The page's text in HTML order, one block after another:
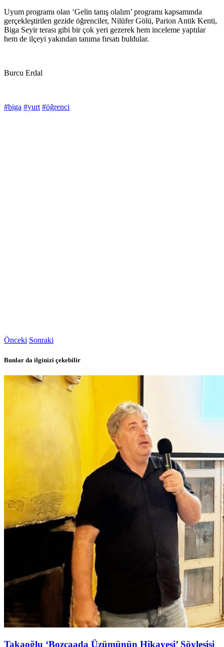
Uyum programı olan ‘Gelin tanış olalım’ programı kapsamında
gerçekleştirilen gezide öğrenciler, Nilüfer Gölü, Parion Antik Kenti,
Biga Seyir terası gibi bir çok yeri gezerek hem inceleme yaptılar
hem de ilçeyi yakından tanıma fırsatı buldular.
Burcu Erdal
#biga #yurt #öğrenci
Önceki Sonraki
Bunlar da ilginizi çekebilir
Takaoğlu ‘Bozcaada Üzümünün Hikayesi’ Söyleşişi